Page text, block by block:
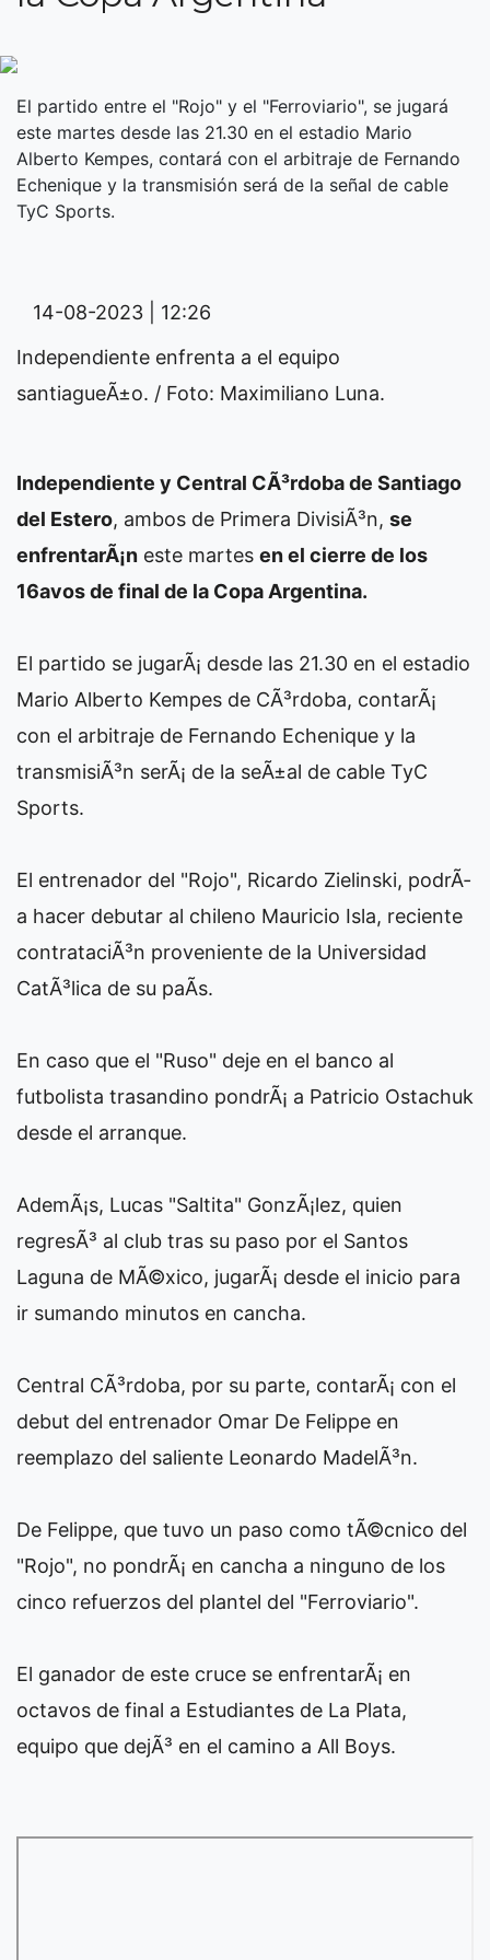
El partido entre el "Rojo" y el "Ferroviario", se jugará
este martes desde las 21.30 en el estadio Mario
Alberto Kempes, contará con el arbitraje de Fernando
Echenique y la transmisión será de la señal de cable
TyC Sports.
14-08-2023 | 12:26
Independiente enfrenta a el equipo
santiagueÃ±o. / Foto: Maximiliano Luna.
Independiente y Central CÃ³rdoba de Santiago
del Estero, ambos de Primera DivisiÃ³n, se
enfrentarÃ¡n este martes en el cierre de los
16avos de final de la Copa Argentina.
El partido se jugarÃ¡ desde las 21.30 en el estadio
Mario Alberto Kempes de CÃ³rdoba, contarÃ¡
con el arbitraje de Fernando Echenique y la
transmisiÃ³n serÃ¡ de la seÃ±al de cable TyC
Sports.
El entrenador del "Rojo", Ricardo Zielinski, podrÃ­
a hacer debutar al chileno Mauricio Isla, reciente
contrataciÃ³n proveniente de la Universidad
CatÃ³lica de su paÃ­s.
En caso que el "Ruso" deje en el banco al
futbolista trasandino pondrÃ¡ a Patricio Ostachuk
desde el arranque.
AdemÃ¡s, Lucas "Saltita" GonzÃ¡lez, quien
regresÃ³ al club tras su paso por el Santos
Laguna de MÃ©xico, jugarÃ¡ desde el inicio para
ir sumando minutos en cancha.
Central CÃ³rdoba, por su parte, contarÃ¡ con el
debut del entrenador Omar De Felippe en
reemplazo del saliente Leonardo MadelÃ³n.
De Felippe, que tuvo un paso como tÃ©cnico del
"Rojo", no pondrÃ¡ en cancha a ninguno de los
cinco refuerzos del plantel del "Ferroviario".
El ganador de este cruce se enfrentarÃ¡ en
octavos de final a Estudiantes de La Plata,
equipo que dejÃ³ en el camino a All Boys.